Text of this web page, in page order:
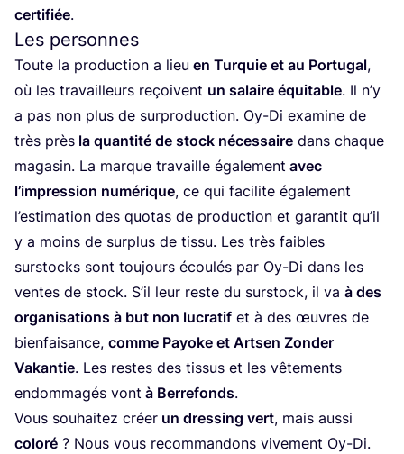
cer­ti­fiée.
Les personnes
Toute la pro­duc­tion a lieu en Tur­quie et au Por­tu­gal,
où les tra­vailleurs reçoivent un salaire équi­table. Il n’y
a pas non plus de sur­pro­duc­tion. Oy-Di exa­mine de
très près la quan­ti­té de stock néces­saire dans chaque
maga­sin. La marque tra­vaille éga­le­ment avec
l’im­pres­sion numé­rique, ce qui faci­lite éga­le­ment
l’es­ti­ma­tion des quo­tas de pro­duc­tion et garan­tit qu’il
y a moins de sur­plus de tis­su. Les très faibles
sur­stocks sont tou­jours écou­lés par Oy-Di dans les
ventes de stock. S’il leur reste du sur­stock, il va à des
orga­ni­sa­tions à but non lucra­tif et à des œuvres de
bien­fai­sance, comme Payoke et Art­sen Zon­der
Vakan­tie. Les restes des tis­sus et les vête­ments
endom­ma­gés vont à Ber­re­fonds.
Vous sou­hai­tez créer un dres­sing vert, mais aus­si
colo­ré ? Nous vous recom­man­dons vive­ment Oy-Di.